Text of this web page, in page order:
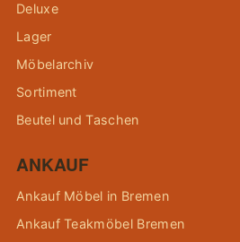
Deluxe
Lager
Möbelarchiv
Sortiment
Beutel und Taschen
ANKAUF
Ankauf Möbel in Bremen
Ankauf Teakmöbel Bremen